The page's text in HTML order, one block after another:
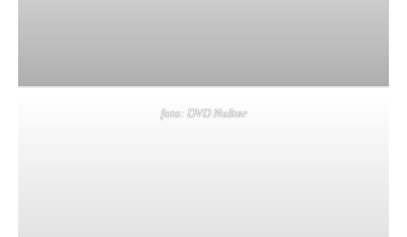
foto: DVD Nuštar